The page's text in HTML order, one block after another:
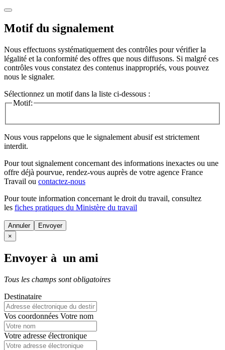
Motif du signalement
Nous effectuons systématiquement des contrôles pour vérifier la
légalité et la conformité des offres que nous diffusons. Si malgré ces
contrôles vous constatez des contenus inappropriés, vous pouvez
nous le signaler.
Sélectionnez un motif dans la liste ci-dessous :
Motif:
Nous vous rappelons que le signalement abusif est strictement
interdit.
Pour tout signalement concernant des informations inexactes ou une
offre déjà pourvue, rendez-vous auprès de votre agence France
Travail ou contactez-nous
Pour toute information concernant le droit du travail, consultez
les fiches pratiques du Ministère du travail
Annuler
×
Envoyer à un ami
Tous les champs sont obligatoires
Destinataire
Vos coordonnées Votre nom
Votre adresse électronique